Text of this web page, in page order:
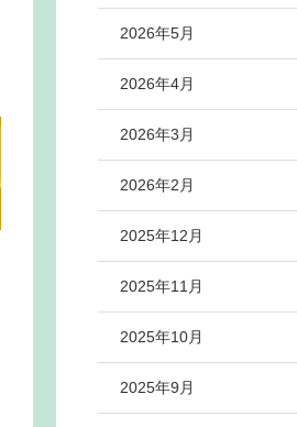
2026年5月
2026年4月
2026年3月
2026年2月
2025年12月
2025年11月
2025年10月
2025年9月